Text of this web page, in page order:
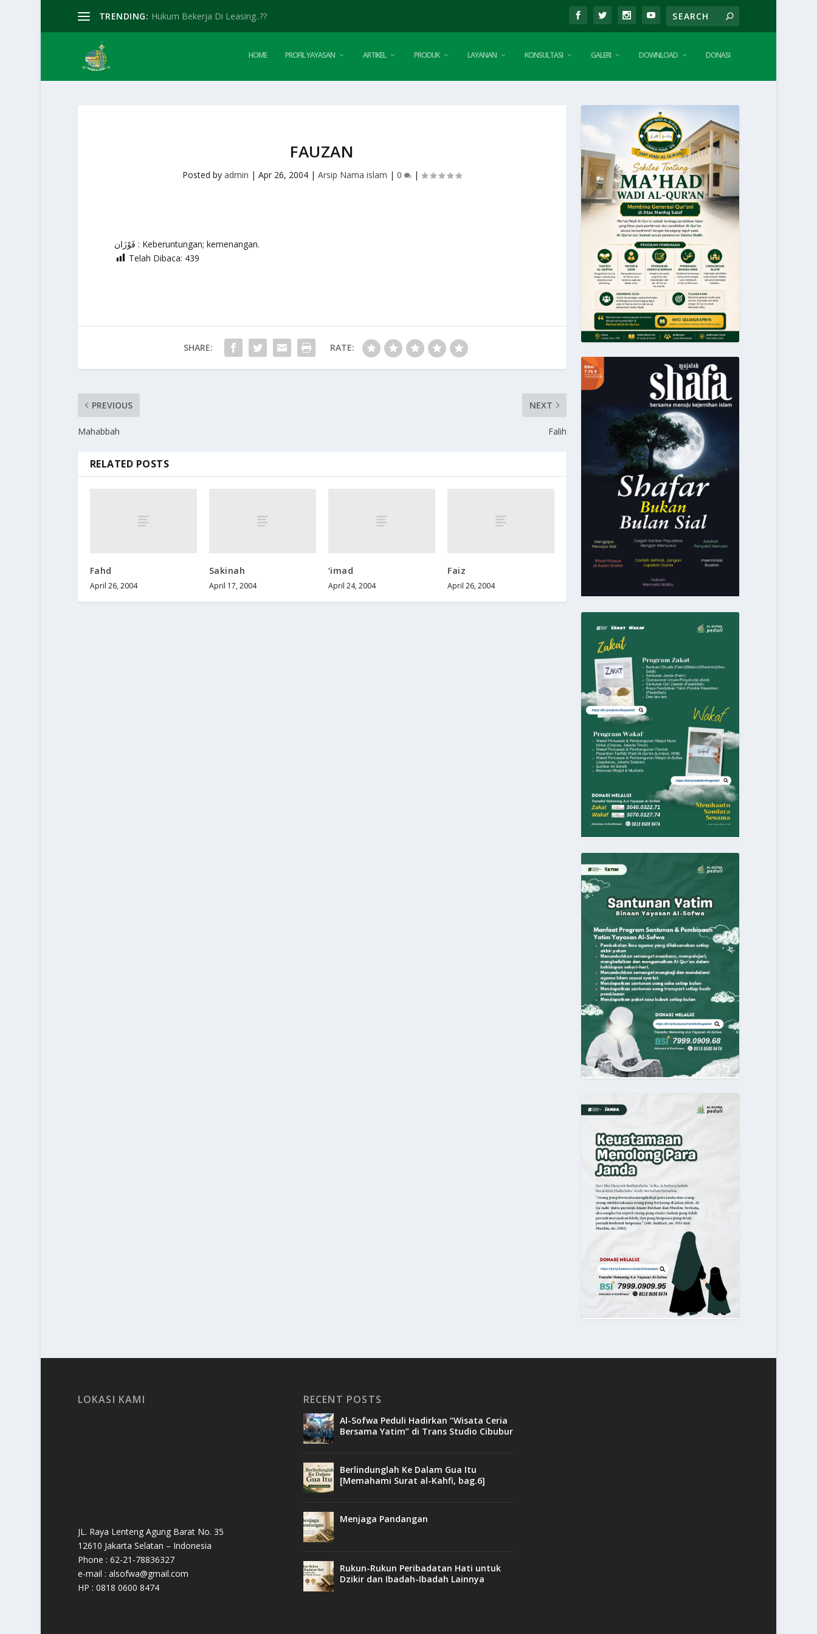
TRENDING: Hukum Bekerja Di Leasing..??
HOME PROFIL YAYASAN ARTIKEL PRODUK LAYANAN KONSULTASI GALERI DOWNLOAD DONASI
FAUZAN
Posted byadmin |Apr 26, 2004 |Arsip Nama islam |0 |
فَوْزَان : Keberuntungan; kemenangan.
Telah Dibaca: 439
SHARE: RATE:
PREVIOUS
Mahabbah
NEXT
Falih
RELATED POSTS
Fahd
April 26, 2004
Sakinah
April 17, 2004
‘imad
April 24, 2004
Faiz
April 26, 2004
LOKASI KAMI
JL. Raya Lenteng Agung Barat No. 35
12610 Jakarta Selatan – Indonesia
Phone : 62-21-78836327
e-mail : alsofwa@gmail.com
HP : 0818 0600 8474
RECENT POSTS
Al-Sofwa Peduli Hadirkan “Wisata Ceria
Bersama Yatim” di Trans Studio Cibubur
Berlindunglah Ke Dalam Gua Itu
[Memahami Surat al-Kahfi, bag.6]
Menjaga Pandangan
Rukun-Rukun Peribadatan Hati untuk
Dzikir dan Ibadah-Ibadah Lainnya